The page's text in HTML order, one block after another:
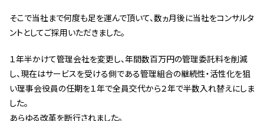
そこで当社まで何度も足を運んで頂いて、数ヵ月後に当社をコンサルタ
ントとしてご採用いただきました。
１年半かけて管理会社を変更し、年間数百万円の管理委託料を削減
し、現在はサービスを受ける側である管理組合の継続性・活性化を狙
い理事会役員の任期を１年で全員交代から２年で半数入れ替えにしま
した。
あらゆる改革を断行されました。
大規模修繕のご意見番 »
メルの防火管理者
会社案内